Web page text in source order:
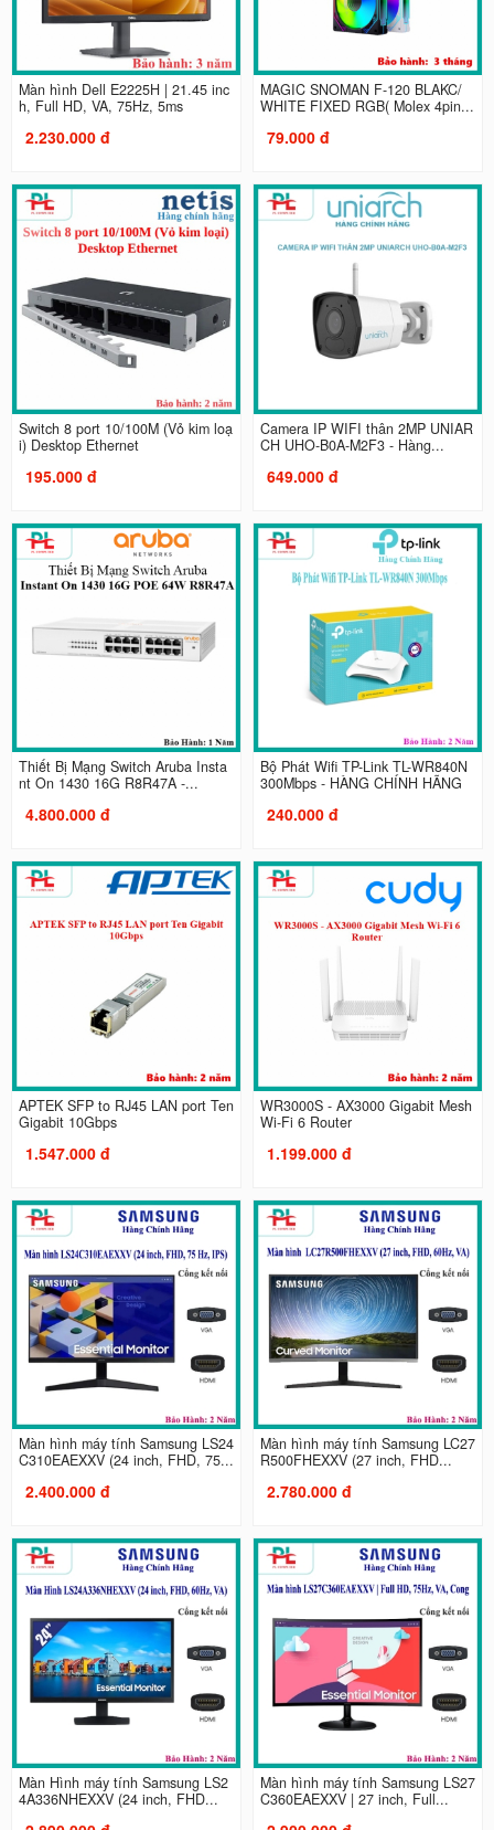
Màn hình Dell E2225H | 21.45 inc
h, Full HD, VA, 75Hz, 5ms
2.230.000 đ
MAGIC SNOMAN F-120 BLAKC/
WHITE FIXED RGB( Molex 4pin...
79.000 đ
Switch 8 port 10/100M (Vỏ kim loạ
i) Desktop Ethernet
195.000 đ
Camera IP WIFI thân 2MP UNIAR
CH UHO-B0A-M2F3 - Hàng...
649.000 đ
Thiết Bị Mạng Switch Aruba Insta
nt On 1430 16G R8R47A -...
4.800.000 đ
Bộ Phát Wifi TP-Link TL-WR840N
300Mbps - HÀNG CHÍNH HÃNG
240.000 đ
APTEK SFP to RJ45 LAN port Ten
Gigabit 10Gbps
1.547.000 đ
WR3000S - AX3000 Gigabit Mesh
Wi-Fi 6 Router
1.199.000 đ
Màn hình máy tính Samsung LS24
C310EAEXXV (24 inch, FHD, 75...
2.400.000 đ
Màn hình máy tính Samsung LC27
R500FHEXXV (27 inch, FHD...
2.780.000 đ
Màn Hình máy tính Samsung LS2
4A336NHEXXV (24 inch, FHD...
Màn hình máy tính Samsung LS27
C360EAEXXV | 27 inch, Full...